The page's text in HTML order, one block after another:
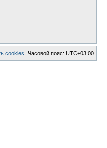
Часовой пояс: UTC+03:00
cookies